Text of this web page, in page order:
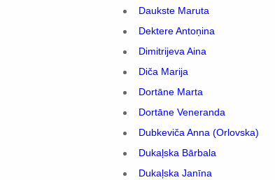
Daukste Maruta
Dektere Antoņina
Dimitrijeva Aina
Diča Marija
Dortāne Marta
Dortāne Veneranda
Dubkeviča Anna (Orlovska)
Dukaļska Bārbala
Dukaļska Janīna